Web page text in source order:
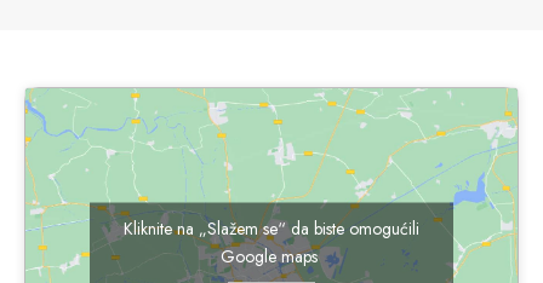
Kliknite na „Slažem se“ da biste omogućili
Google maps